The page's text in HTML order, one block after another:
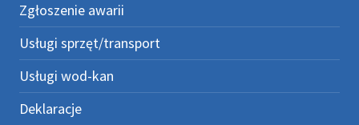
Zgłoszenie awarii
Usługi sprzęt/transport
Usługi wod-kan
Deklaracje